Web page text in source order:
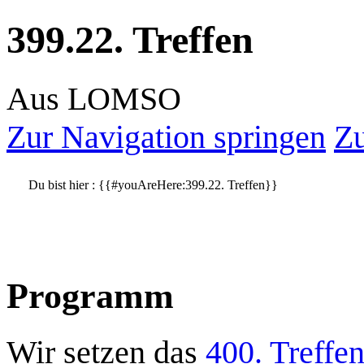
399.22. Treffen
Aus LOMSO
Zur Navigation springen
Du bist hier : {{#youAreHere:399.22. Treffen}}
Programm
Wir setzen das 400. Treffen